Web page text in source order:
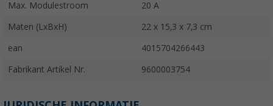
Max. Modulestroom 20 A
Maten (LxBxH) 22 x 15,3 x 7,3 cm
ean 4015704266443
Fabrikant Artikel Nr. 9600003754